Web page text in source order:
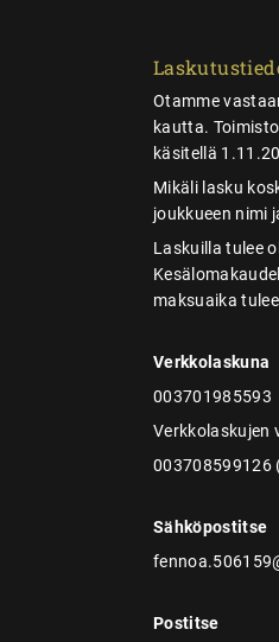
Otamme
kautta.
käsitellä
Mikäli lasku
joukkueen nimi
Laskuilla tulee
maksuaika
Verkkolaskuna
003701985593
Verkkolaskujen
003708599126
Sähköpostitse
Postitse